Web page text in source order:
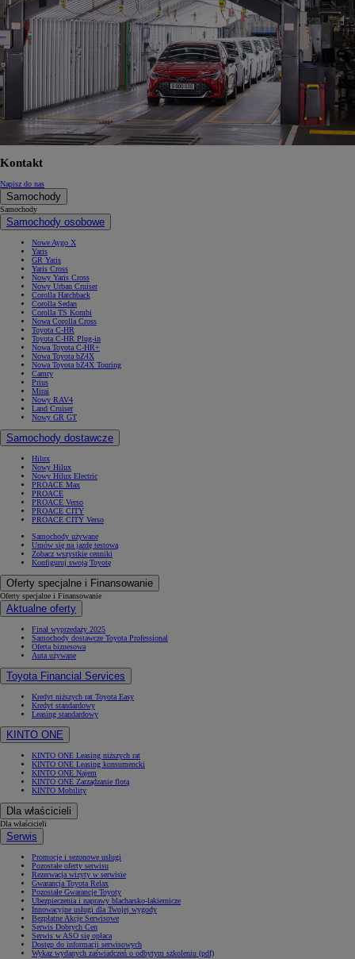
Kontakt
Napisz do nas
Samochody
Samochody
Samochody osobowe
Nowe Aygo X
Yaris
GR Yaris
Yaris Cross
Nowy Yaris Cross
Nowy Urban Cruiser
Corolla Hatchback
Corolla Sedan
Corolla TS Kombi
Nowa Corolla Cross
Toyota C-HR
Toyota C-HR Plug-in
Nowa Toyota C-HR+
Nowa Toyota bZ4X
Nowa Toyota bZ4X Touring
Camry
Prius
Mirai
Nowy RAV4
Land Cruiser
Nowy GR GT
Samochody dostawcze
Hilux
Nowy Hilux
Nowy Hilux Electric
PROACE Max
PROACE
PROACE Verso
PROACE CITY
PROACE CITY Verso
Samochody używane
Umów się na jazdę testową
Zobacz wszystkie cenniki
Konfiguruj swoją Toyotę
Oferty specjalne i Finansowanie
Oferty specjalne i Finansowanie
Aktualne oferty
Finał wyprzedaży 2025
Samochody dostawcze Toyota Professional
Oferta biznesowa
Auta używane
Toyota Financial Services
Kredyt niższych rat Toyota Easy
Kredyt standardowy
Leasing standardowy
KINTO ONE
KINTO ONE Leasing niższych rat
KINTO ONE Leasing konsumencki
KINTO ONE Najem
KINTO ONE Zarządzanie flotą
KINTO Mobility
Dla właścicieli
Dla właścicieli
Serwis
Promocje i sezonowe usługi
Pozostałe oferty serwisu
Rezerwacja wizyty w serwisie
Gwarancja Toyota Relax
Pozostałe Gwarancje Toyoty
Ubezpieczenia i naprawy blacharsko-lakiernicze
Innowacyjne usługi dla Twojej wygody
Bezpłatne Akcje Serwisowe
Serwis Dobrych Cen
Serwis w ASO się opłaca
Dostęp do informacji serwisowych
Wykaz wydanych zaświadczeń o odbytym szkoleniu (pdf)